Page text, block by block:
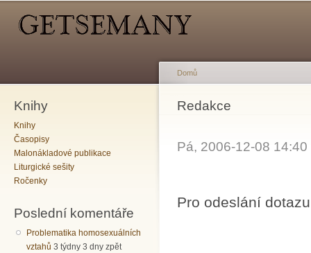
Knihy
Knihy
Časopisy
Malonákladové publikace
Liturgické sešity
Ročenky
Poslední komentáře
Problematika homosexuálních
vztahů 3 týdny 3 dny zpět
Jste zde
Domů
Redakce
Pá, 2006-12-08
Pro odeslání